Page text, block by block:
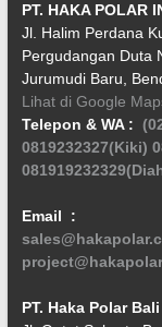
PT. HAKA POLAR
Jl. Halim Perdana
Pergudangan Duta
Jurumudi Baru,
Lihat di Google
Telepon & WA :
0819232327(Kiki)
Email :
PT. Haka Polar